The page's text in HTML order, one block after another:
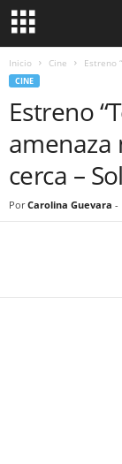
Inicio Cine Estreno
CINE
Estreno
amenaza
cerca –
Por Carolina Guevara -